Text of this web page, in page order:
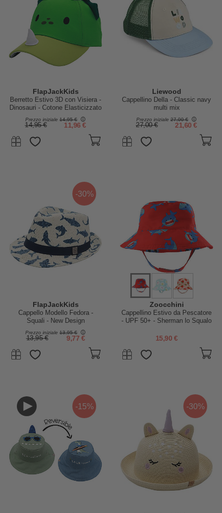
FlapJackKids
Berretto Estivo 3D con Visiera -
Dinosauri - Cotone Elasticizzato
Prezzo iniziale 14,95 €
14,95 € 11,96 €
Liewood
Cappellino Della - Classic navy
multi mix
Prezzo iniziale 27,00 €
27,00 € 21,60 €
-30%
FlapJackKids
Cappello Modello Fedora -
Squali - New Design
Prezzo iniziale 13,95 €
13,95 € 9,77 €
Zoocchini
Cappellino Estivo da Pescatore
- UPF 50+ - Sherman lo Squalo
15,90 €
-15% -30%